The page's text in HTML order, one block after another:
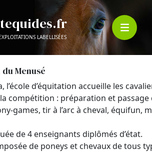
LABELLISÉES
Menusé
l’école d’équitation accueille les
compétition : préparation et passage
games, tir à l’arc à cheval,
de 4 enseignants diplômés d’état.
de poneys et chevaux de tous